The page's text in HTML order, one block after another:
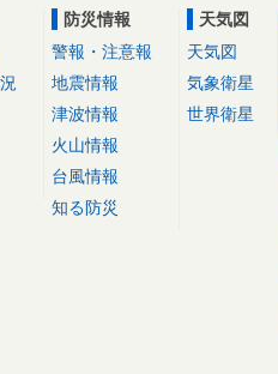
防災情報
警報・注意報
地震情報
津波情報
火山情報
台風情報
知る防災
天気図
天気図
気象衛星
世界衛星